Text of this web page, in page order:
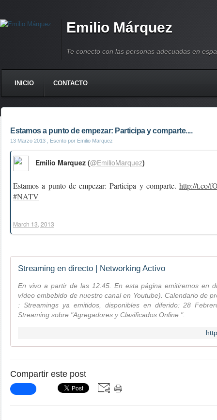
Emilio Márquez
Te conecto con las personas adecuadas en
INICIO CONTACTO
Estamos a punto de empezar: Participa y comparte....
13 Marzo 2013 , Escrito por Emilio Marquez
Estamos a punto de empezar: Participa y comparte.http://t.co/
#NATV
Emilio Marquez (@EmilioMarquez)
March 13, 2013
Streaming en directo | Networking Activo
En vivo a partir de las 12:45. En esta página emitiremos en
vídeo embebido de nuestro canal en Youtube). Calendario de
: Streamings ya emitidos, disponibles en diferido: 28
Streaming sobre "Agregadores y Clasificados Online ".
Compartir este post